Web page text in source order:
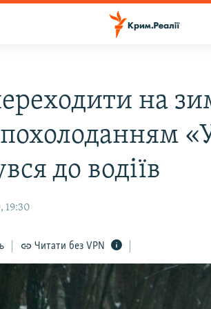
на
до водіїв
19:30
Читати без VPN